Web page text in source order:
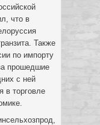
что в
Также
по импорту
прошедшие
с ней
в торговле